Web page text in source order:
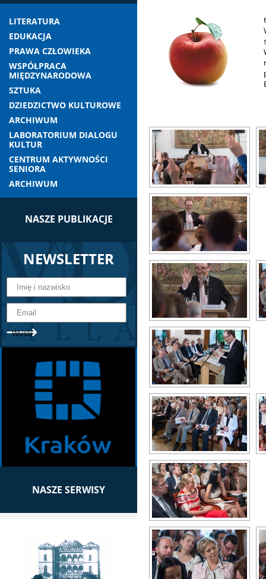
LITERATURA
EDUKACJA
PRAWA CZŁOWIEKA
WSPÓŁPRACA
MIĘDZYNARODOWA
SZTUKA
DZIEDZICTWO KULTUROWE
ARCHIWUM
LABORATORIUM DIALOGU
KULTUR
CENTRUM AKTYWNOŚCI
SENIORA
ARCHIWUM
NASZE PUBLIKACJE
NEWSLETTER
NASZE SERWISY